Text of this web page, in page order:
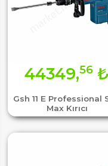
Gsh 11 E Professional
Max Kırıcı
44349,56 ₺